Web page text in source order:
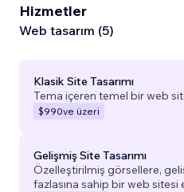
Hizmetler
Web tasarım (5)
Klasik Site Tasarımı
Tema içeren temel bir web
$990ve üzeri
Gelişmiş Site Tasarımı
Özelleştirilmiş görsellere,
fazlasına sahip bir web sitesi